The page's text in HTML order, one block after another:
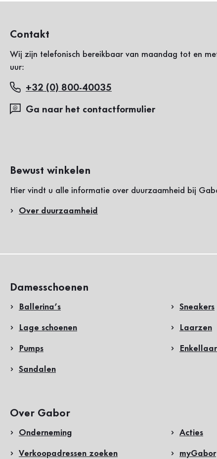
Contakt
Wij zijn telefonisch bereikbaar van maandag tot en
uur:
+32 (0) 800-40035
Ga naar het contactformulier
Bewust winkelen
Hier vindt u alle informatie over duurzaamheid bij
Over duurzaamheid
Damesschoenen
Ballerina’s
Lage schoenen
Pumps
Sandalen
Sneakers
Laarzen
Over Gabor
Onderneming
Verkoopadressen zoeken
Acties
myGabor